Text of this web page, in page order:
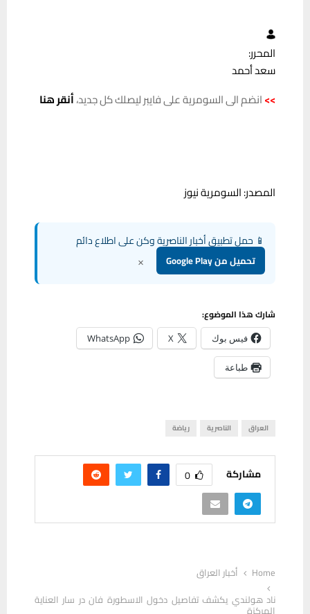
المحرر:
سعد أحمد
>>انضم الى السومرية على فايبر ليصلك كل جديد،أنقر هنا
المصدر: السومرية نيوز
📱 حمل تطبيق أخبار الناصرية وكن على اطلاع دائم
تحميل من Google Play ×
شارك هذا الموضوع:
فيس بوك X
WhatsApp
طباعة
العراق الناصرية رياضة
مشاركة 0
Home
أخبار العراق
ناد هولندي يكشف تفاصيل دخول الاسطورة فان در سار العناية
المركزة